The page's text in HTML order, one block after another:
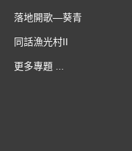
落地開歌—葵青
同話漁光村II
更多專題 ...